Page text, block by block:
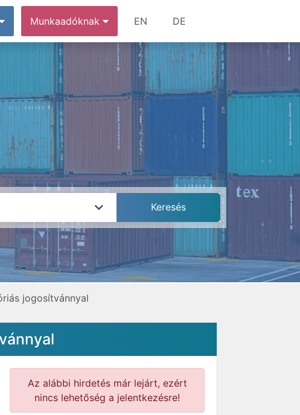
Munkaadóknak EN DE
jogosítvánnyal
Az alábbi hirdetés már lejárt, ezért
nincs lehetőség a jelentkezésre!